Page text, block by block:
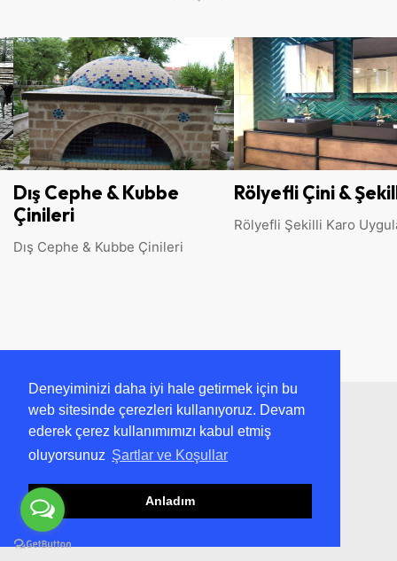
Deneyiminizi daha iyi hale getirmek için bu
web sitesinde çerezleri kullanıyoruz. Devam
ederek çerez kullanımımızı kabul etmiş
oluyorsunuz Şartlar ve Koşullar
Anladım
Rölyefli Çini & Şekilli Karo
Rölyefli Şekilli Karo Uygulamaları
Havuz Seramikleri
Havuz Cam